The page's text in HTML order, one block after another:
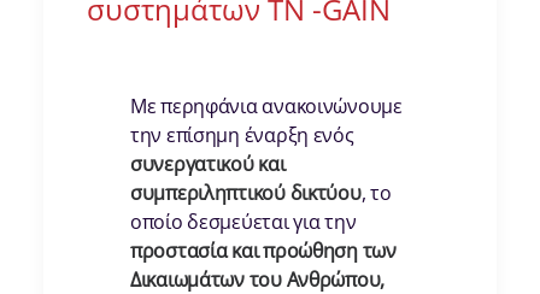
συστημάτων ΤΝ -GAIN
Με περηφάνια ανακοινώνουμε
την επίσημη έναρξη ενός
συνεργατικού και
συμπεριληπτικού δικτύου, το
οποίο δεσμεύεται για την
προστασία και προώθηση των
Δικαιωμάτων του Ανθρώπου,